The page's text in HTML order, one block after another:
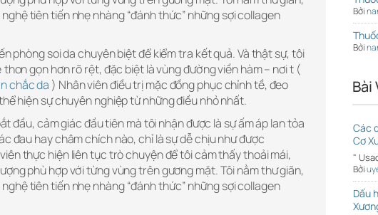
tiên tiến nhẹ nhàng “đánh thức” những sợi collagen
phòng soi da chuyên biệt để kiểm tra kết quả. Và thật sự, tôi
gọn hơn rõ rệt, đặc biệt là vùng đường viền hàm – nơi t (
chắc da ) Nhân viên điều trị mặc đồng phục chỉnh tề, đeo
hiện sự chuyên nghiệp từ những điều nhỏ nhất.
đầu, cảm giác đầu tiên mà tôi nhận được là sự ấm áp lan tỏa
đau hay châm chích nào, chỉ là sự dễ chịu như được
thực hiện liên tục trò chuyện để tôi cảm thấy thoải mái,
phù hợp với từng vùng trên gương mặt. Tôi nằm thư giãn,
tiên tiến nhẹ nhàng “đánh thức” những sợi collagen
Bởi
Bởi
Bài
Các
Cơ
"
Bởi
Dấu